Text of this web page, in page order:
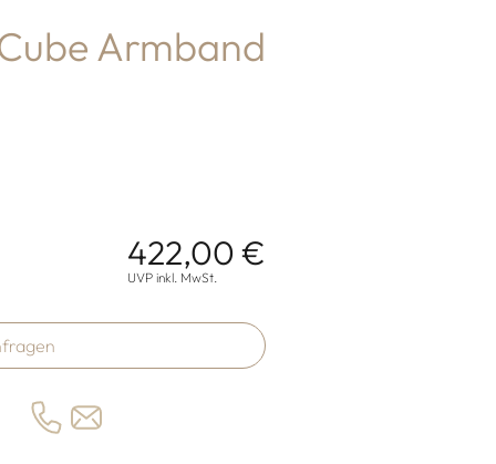
Armband
422,00 €
UVP inkl. MwSt.